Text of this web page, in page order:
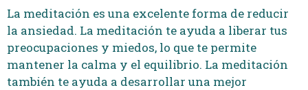
La meditación es una excelente forma de reducir
la ansiedad. La meditación te ayuda a liberar tus
preocupaciones y miedos, lo que te permite
mantener la calma y el equilibrio. La meditación
también te ayuda a desarrollar una mejor